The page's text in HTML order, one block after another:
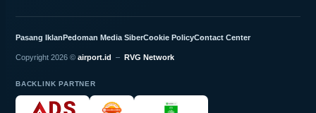
Pasang IklanPedoman Media SiberCookie PolicyContact Center
Copyright 2026 © airport.id – RVG Network
BACKLINK PARTNER